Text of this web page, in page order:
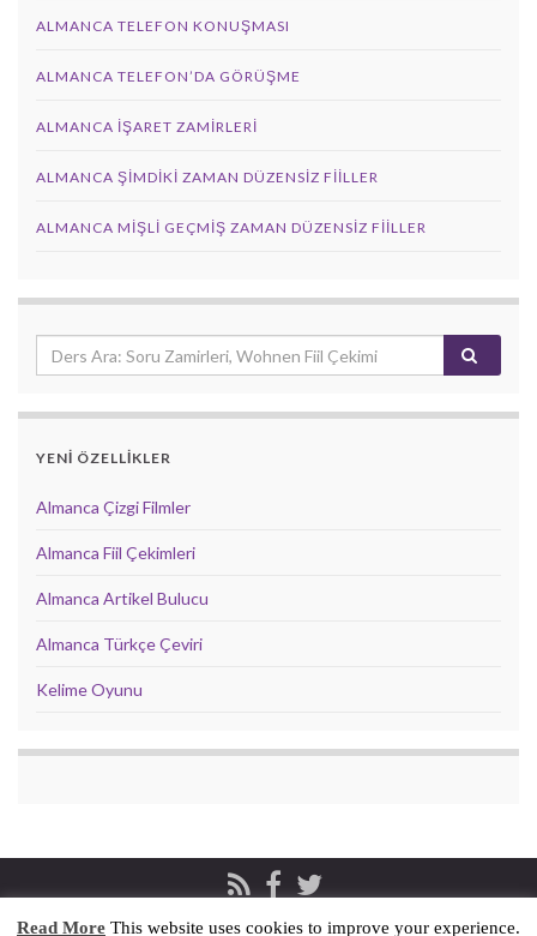
ALMANCA TELEFON KONUŞMASI
ALMANCA TELEFON’DA GÖRÜŞME
ALMANCA İŞARET ZAMIRLERI
ALMANCA ŞIMDIKI ZAMAN DÜZENSIZ FIILLER
ALMANCA MIŞLI GEÇMIŞ ZAMAN DÜZENSIZ FIILLER
YENİ ÖZELLİKLER
Almanca Çizgi Filmler
Almanca Fiil Çekimleri
Almanca Artikel Bulucu
Almanca Türkçe Çeviri
Kelime Oyunu
Read More This website uses cookies to improve your experience.